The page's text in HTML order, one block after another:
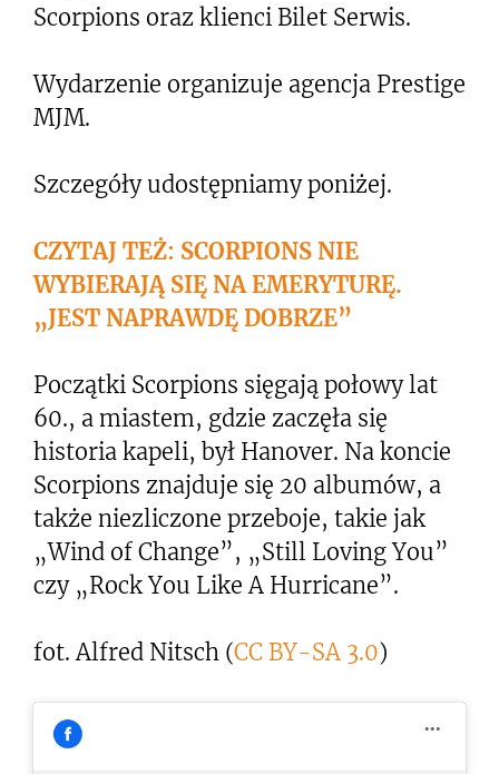
Scorpions oraz klienci Bilet Serwis.
Wydarzenie organizuje agencja Prestige
MJM.
Szczegóły udostępniamy poniżej.
CZYTAJ TEŻ: SCORPIONS NIE
WYBIERAJĄ SIĘ NA EMERYTURĘ.
„JEST NAPRAWDĘ DOBRZE”
Początki Scorpions sięgają połowy lat
60., a miastem, gdzie zaczęła się
historia kapeli, był Hanover. Na koncie
Scorpions znajduje się 20 albumów, a
także niezliczone przeboje, takie jak
„Wind of Change”, „Still Loving You”
czy „Rock You Like A Hurricane”.
fot. Alfred Nitsch (CC BY-SA 3.0)